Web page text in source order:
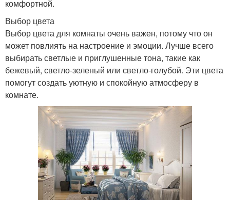
комфортной.
Выбор цвета
Выбор цвета для комнаты очень важен, потому что он
может повлиять на настроение и эмоции. Лучше всего
выбирать светлые и приглушенные тона, такие как
бежевый, светло-зеленый или светло-голубой. Эти цвета
помогут создать уютную и спокойную атмосферу в
комнате.